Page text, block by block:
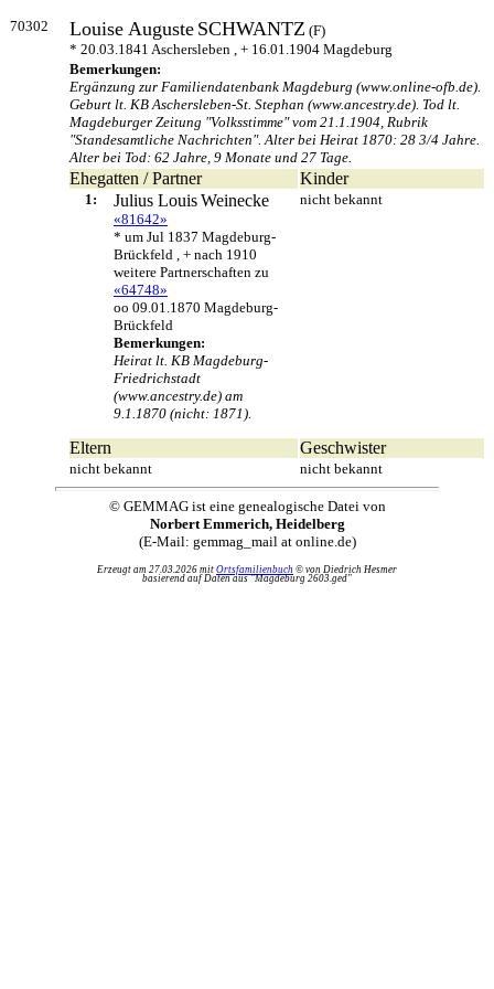
70302 Louise Auguste SCHWANTZ (F)
* 20.03.1841 Aschersleben , + 16.01.1904 Magdeburg
Bemerkungen:
Ergänzung zur Familiendatenbank Magdeburg (www.online-ofb.de).
Geburt lt. KB Aschersleben-St. Stephan (www.ancestry.de). Tod lt.
Magdeburger Zeitung "Volksstimme" vom 21.1.1904, Rubrik
"Standesamtliche Nachrichten". Alter bei Heirat 1870: 28 3/4 Jahre.
Alter bei Tod: 62 Jahre, 9 Monate und 27 Tage.
Ehegatten / Partner Kinder
1: Julius LouisWeinecke
«81642»
* um Jul 1837 Magdeburg-
Brückfeld , + nach 1910
weitere Partnerschaften zu
«64748»
oo 09.01.1870 Magdeburg-
Brückfeld
Bemerkungen:
Heirat lt. KB Magdeburg-
Friedrichstadt
(www.ancestry.de) am
9.1.1870 (nicht: 1871).
nicht bekannt
Eltern Geschwister
nicht bekannt nicht bekannt
© GEMMAG ist eine genealogische Datei von
Norbert Emmerich, Heidelberg
(E-Mail: gemmag_mail at online.de)
Erzeugt am 27.03.2026 mit Ortsfamilienbuch © von Diedrich Hesmer
basierend auf Daten aus "Magdeburg 2603.ged"